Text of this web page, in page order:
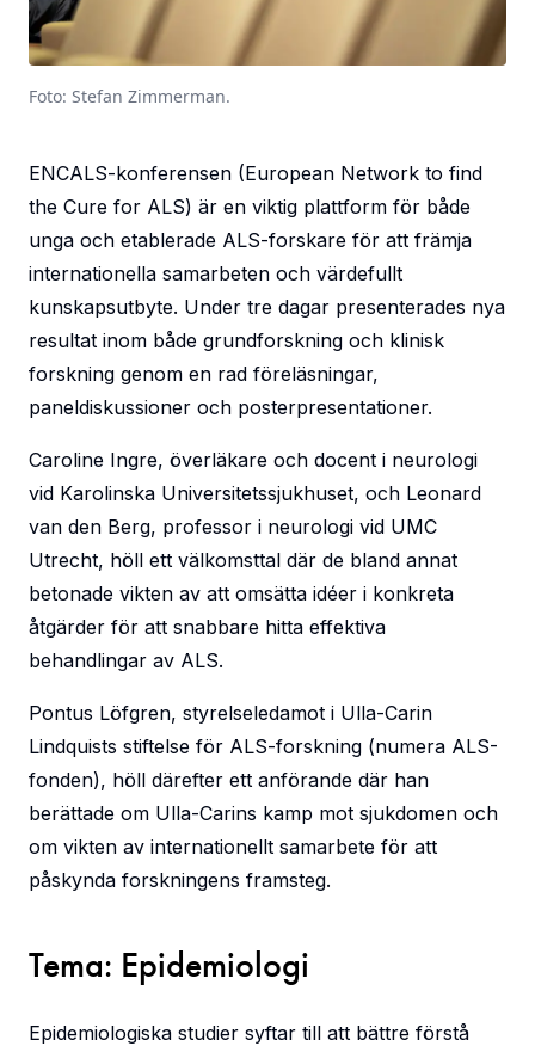
Foto: Stefan Zimmerman.
ENCALS-konferensen (European Network to find
the Cure for ALS) är en viktig plattform för både
unga och etablerade ALS-forskare för att främja
internationella samarbeten och värdefullt
kunskapsutbyte. Under tre dagar presenterades nya
resultat inom både grundforskning och klinisk
forskning genom en rad föreläsningar,
paneldiskussioner och posterpresentationer.
Caroline Ingre, överläkare och docent i neurologi
vid Karolinska Universitetssjukhuset, och Leonard
van den Berg, professor i neurologi vid UMC
Utrecht, höll ett välkomsttal där de bland annat
betonade vikten av att omsätta idéer i konkreta
åtgärder för att snabbare hitta effektiva
behandlingar av ALS.
Pontus Löfgren, styrelseledamot i Ulla-Carin
Lindquists stiftelse för ALS-forskning (numera ALS-
fonden), höll därefter ett anförande där han
berättade om Ulla-Carins kamp mot sjukdomen och
om vikten av internationellt samarbete för att
påskynda forskningens framsteg.
Tema: Epidemiologi
Epidemiologiska studier syftar till att bättre förstå